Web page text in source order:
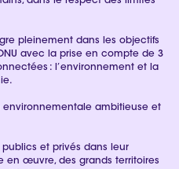
pleinement dans les objectifs
avec la prise en compte de 3
: l’environnement et la
environnementale ambitieuse et
et privés dans leur
en œuvre, des grands territoires